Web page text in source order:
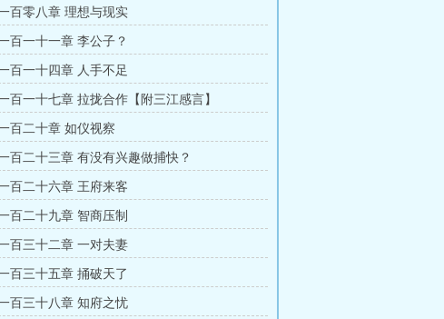
百零八章 理想与现实
百一十一章 李公子？
百一十四章 人手不足
百一十七章 拉拢合作【附三江感言】
百二十章 如仪视察
百二十三章 有没有兴趣做捕快？
百二十六章 王府来客
百二十九章 智商压制
百三十二章 一对夫妻
百三十五章 捅破天了
百三十八章 知府之忧